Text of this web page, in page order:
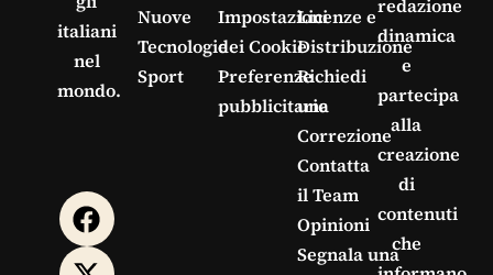
italiani
nel
mondo.
Nuove
Tecnologie
Sport
Impostazioni
dei Cookie
Preferenze
pubblicitarie
Licenze e
Distribuzione
Richiedi
una
Correzione
Contatta
il Team
Opinioni
Segnala una
redazione
dinamica
e
partecipa
alla
creazione
di
contenuti
che